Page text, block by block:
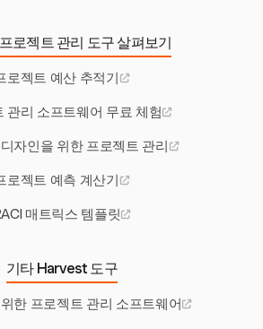
로젝트 관리 도구 살펴보기
로젝트 예산 추적기
관리 소프트웨어 무료 체험
자인을 위한 프로젝트 관리
로젝트 예측 계산기
매트릭스 템플릿
기타 Harvest 도구
한 프로젝트 관리 소프트웨어